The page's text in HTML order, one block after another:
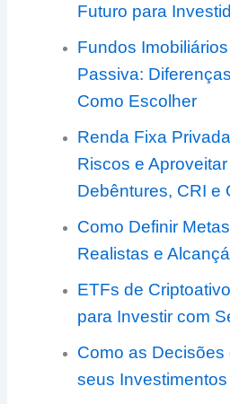
Futuro para
Fundos
Passiva:
Como Escolher
Renda Fixa
Riscos e
Debêntures, CRI e
Como Definir
Realistas e
ETFs de
para Investir com
Como as
seus Investimentos